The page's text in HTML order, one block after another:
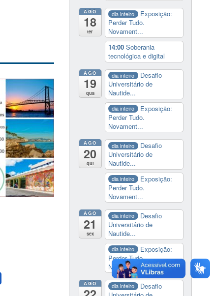
AGO
18
ter
dia inteiro
Exposição:
Perder Tudo.
Novament...
14:00 Soberania
tecnológica e digital
AGO
19
qua
dia inteiro
Desafio
Universitário de
Nautide...
dia inteiro
Exposição:
Perder Tudo.
Novament...
AGO
20
qui
dia inteiro
Desafio
Universitário de
Nautide...
dia inteiro
Exposição:
Perder Tudo.
Novament...
AGO
21
sex
dia inteiro
Desafio
Universitário de
Nautide...
dia inteiro
Exposição:
Perder Tudo.
Novament...
AGO dia inteiro
Desafio